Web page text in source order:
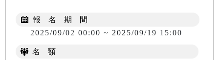
報 名 期 間
2025/09/02 00:00 ~ 2025/09/19 15:00
名 額